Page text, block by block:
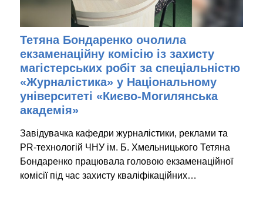
Тетяна Бондаренко очолила
екзаменаційну комісію із захисту
магістерських робіт за спеціальністю
«Журналістика» у Національному
університеті «Києво-Могилянська
академія»
Завідувачка кафедри журналістики, реклами та
PR-технологій ЧНУ ім. Б. Хмельницького Тетяна
Бондаренко працювала головою екзаменаційної
комісії під час захисту кваліфікаційних…